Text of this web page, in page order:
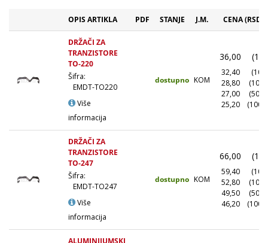
OPIS ARTIKLA PDF STANJE J.M. CENA (RSD)
DRŽAČI ZA
TRANZISTORE
TO-220
Šifra:
EMDT-TO220
Više
informacija
dostupno KOM
36,00 (1+)
32,40
(10+)
28,80
27,00
25,20
DRŽAČI ZA
TRANZISTORE
TO-247
Šifra:
EMDT-TO247
Više
informacija
dostupno KOM
66,00 (1+)
59,40
(10+)
52,80
49,50
46,20
ALUMINIJUMSKI